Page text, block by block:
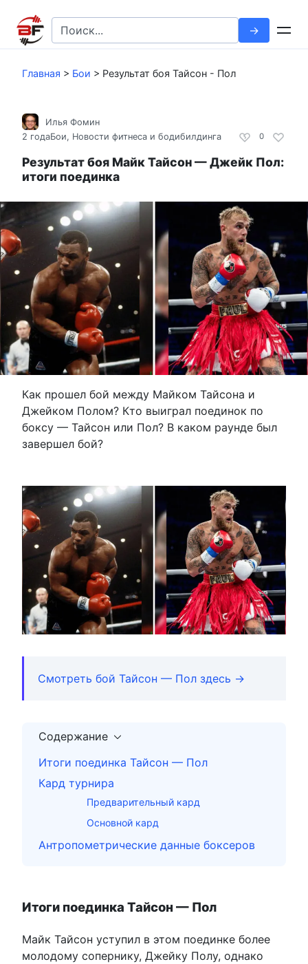
контенту
Search
for:
Главная > Бои > Результат боя Тайсон - Пол
0
Илья Фомин
2 годаБои, Новости фитнеса и бодибилдинга
Результат боя Майк Тайсон — Джейк Пол:
итоги поединка
Как прошел бой между Майком Тайсона и
Джейком Полом? Кто выиграл поединок по
боксу — Тайсон или Пол? В каком раунде был
завершел бой?
Смотреть бой Тайсон — Пол здесь →
Содержание
Итоги поединка Тайсон — Пол
Кард турнира
Предварительный кард
Основной кард
Антропометрические данные боксеров
Итоги поединка Тайсон — Пол
Майк Тайсон уступил в этом поединке более
молодому сопернику, Джейку Полу, однако